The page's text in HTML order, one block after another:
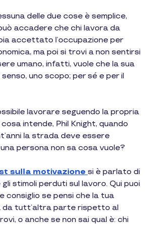
delle due cose è semplice,
accadere che chi lavora da
accettato l’occupazione per
ma poi si trovi a non sentirsi
umano, infatti, vuole che la sua
uno scopo; per sé e per il
lavorare seguendo la propria
intende, Phil Knight, quando
la strada deve essere
persona non sa cosa vuole?
sulla motivazione si è parlato di
stimoli perduti sul lavoro. Qui puoi
consiglio se pensi che la tua
da tutt’altra parte rispetto al
o anche se non sai qual è: chi